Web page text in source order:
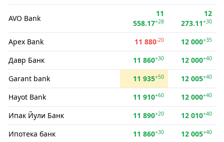
AVO Bank
11
558.17+28
12
273.11+30
Apex Bank 11 880-20 12 000+35
Давр Банк 11 860+30 12 000+40
Garant bank 11 935+50 12 005+40
Hayot Bank 11 910+60 12 000+40
Ипак Йули Банк 11 890+20 12 010+40
Ипотека банк 11 860+30 12 005+40